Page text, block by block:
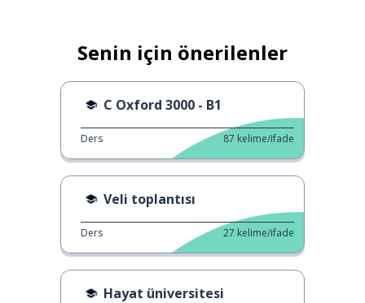
Senin için önerilenler
C Oxford 3000 - B1
Ders 87 kelime/ifade
Veli toplantısı
Ders 27 kelime/ifade
Hayat üniversitesi